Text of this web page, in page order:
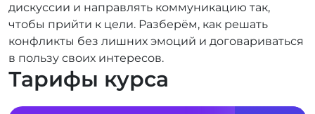
дискуссии и направлять коммуникацию так,
чтобы прийти к цели. Разберём, как решать
конфликты без лишних эмоций и договариваться
в пользу своих интересов.
Тарифы курса